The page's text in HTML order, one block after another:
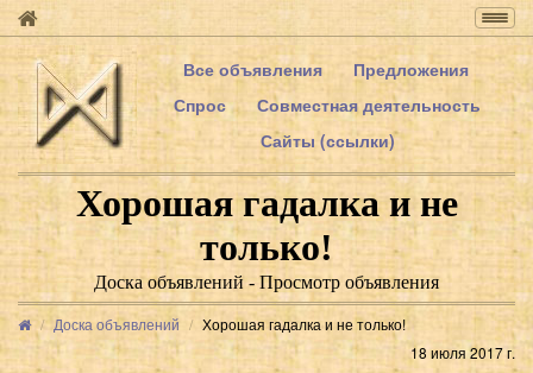
Все объявления
Предложения
Спрос
Совместная деятельность
Сайты (ссылки)
Хорошая гадалка и не
только!
Доска объявлений - Просмотр объявления
Доска объявлений
Хорошая гадалка и не только!
18 июля 2017 г.